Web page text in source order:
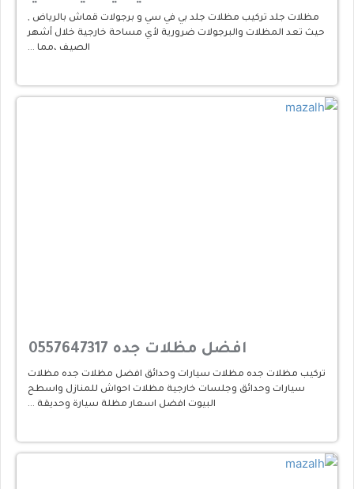
مظلات جلد تركيب مظلات جلد بي في سي و برجولات قماش بالرياض ,
حيث تعد المظلات والبرجولات ضرورية لأي مساحة خارجية خلال أشهر
الصيف ،مما …
افضل مظلات جده 0557647317
تركيب مظلات جده مظلات سيارات وحدائق افضل مظلات جده مظلات
سيارات وحدائق وجلسات خارجية مظلات احواش للمنازل واسطح
البيوت افضل اسعار مظلة سيارة وحديقة …